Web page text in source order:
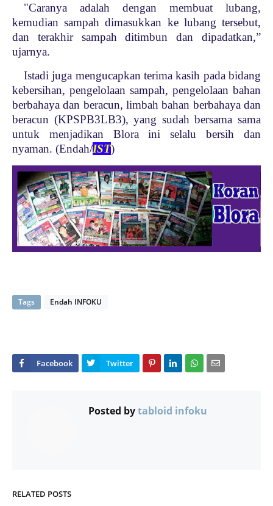
"Caranya adalah dengan membuat lubang,
kemudian sampah dimasukkan ke lubang tersebut,
dan terakhir sampah ditimbun dan dipadatkan,”
ujarnya.
Istadi juga mengucapkan terima kasih pada bidang
kebersihan, pengelolaan sampah, pengelolaan bahan
berbahaya dan beracun, limbah bahan berbahaya dan
beracun (KPSPB3LB3), yang sudah bersama sama
untuk menjadikan Blora ini selalu bersih dan
nyaman. (Endah/IST)
Tags Endah INFOKU
Posted bytabloid infoku
RELATED POSTS